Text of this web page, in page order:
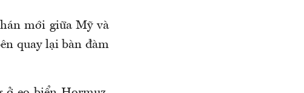
mới giữa Mỹ và
quay lại bàn đàm